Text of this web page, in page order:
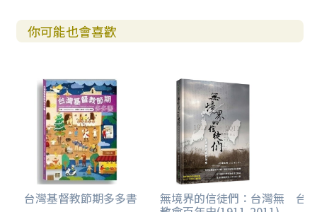
你可能也會喜歡
台灣基督教節期多多書 無境界的信徒們：台灣無 台